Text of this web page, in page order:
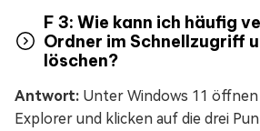
F 3: Wie kann ich häufig
Ordner im Schnellzugriff
löschen?
Antwort: Unter Windows 11
Explorer und klicken auf die drei